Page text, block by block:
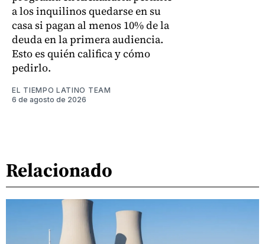
a los inquilinos quedarse en su
casa si pagan al menos 10% de la
deuda en la primera audiencia.
Esto es quién califica y cómo
pedirlo.
EL TIEMPO LATINO TEAM
6 de agosto de 2026
Relacionado